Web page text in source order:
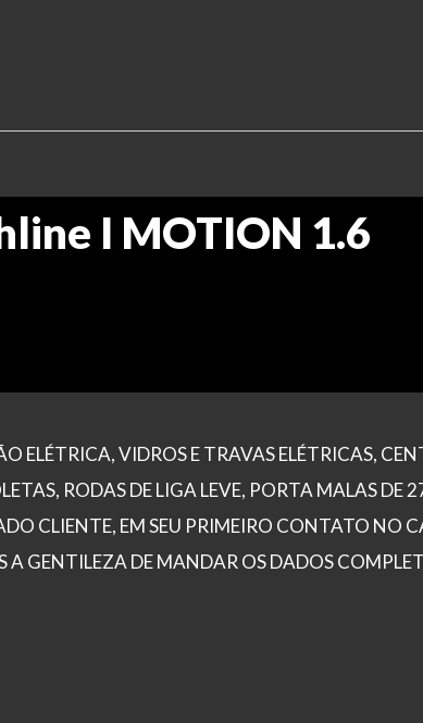
I MOTION 1.6
ELÉTRICA, VIDROS E TRAVAS ELÉTRICAS,
RODAS DE LIGA LEVE, PORTA MALAS DE
CLIENTE, EM SEU PRIMEIRO CONTATO NO
GENTILEZA DE MANDAR OS DADOS